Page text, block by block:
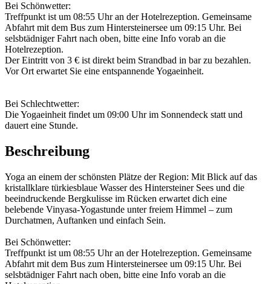
Bei Schönwetter:
Treffpunkt ist um 08:55 Uhr an der Hotelrezeption. Gemeinsame
Abfahrt mit dem Bus zum Hintersteinersee um 09:15 Uhr. Bei
selsbtädniger Fahrt nach oben, bitte eine Info vorab an die
Hotelrezeption.
Der Eintritt von 3 € ist direkt beim Strandbad in bar zu bezahlen.
Vor Ort erwartet Sie eine entspannende Yogaeinheit.
Bei Schlechtwetter:
Die Yogaeinheit findet um 09:00 Uhr im Sonnendeck statt und
dauert eine Stunde.
Beschreibung
Yoga an einem der schönsten Plätze der Region: Mit Blick auf das
kristallklare türkiesblaue Wasser des Hintersteiner Sees und die
beeindruckende Bergkulisse im Rücken erwartet dich eine
belebende Vinyasa-Yogastunde unter freiem Himmel – zum
Durchatmen, Auftanken und einfach Sein.
Bei Schönwetter:
Treffpunkt ist um 08:55 Uhr an der Hotelrezeption. Gemeinsame
Abfahrt mit dem Bus zum Hintersteinersee um 09:15 Uhr. Bei
selsbtädniger Fahrt nach oben, bitte eine Info vorab an die